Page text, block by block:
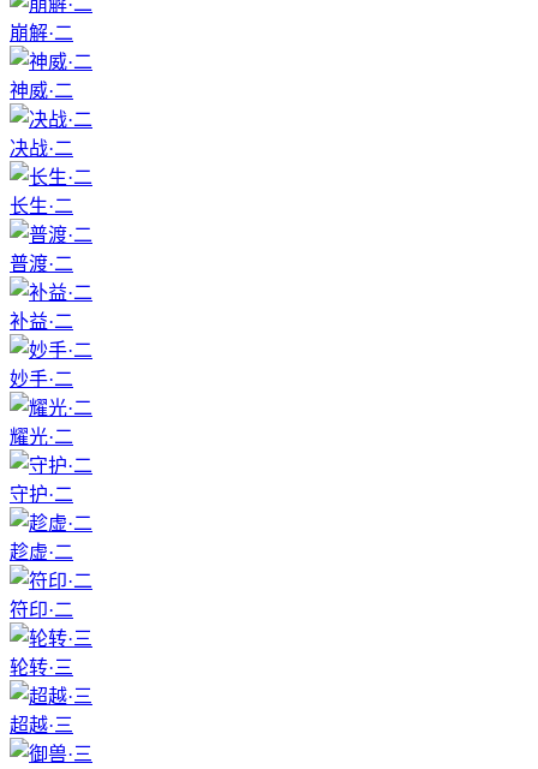
崩解·二
神威·二
决战·二
长生·二
普渡·二
补益·二
妙手·二
耀光·二
守护·二
趁虚·二
符印·二
轮转·三
超越·三